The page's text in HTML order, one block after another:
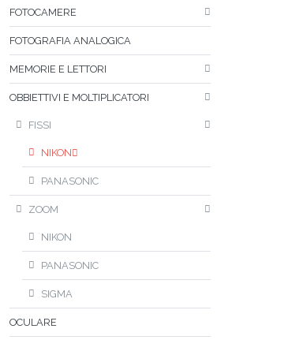
FOTOCAMERE
FOTOGRAFIA ANALOGICA
MEMORIE E LETTORI
OBBIETTIVI E MOLTIPLICATORI
FISSI
NIKON
PANASONIC
ZOOM
NIKON
PANASONIC
SIGMA
OCULARE